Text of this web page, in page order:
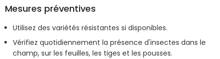
Mesures préventives
Utilisez des variétés résistantes si disponibles.
Vérifiez quotidiennement la présence d'insectes dans le
champ, sur les feuilles, les tiges et les pousses.